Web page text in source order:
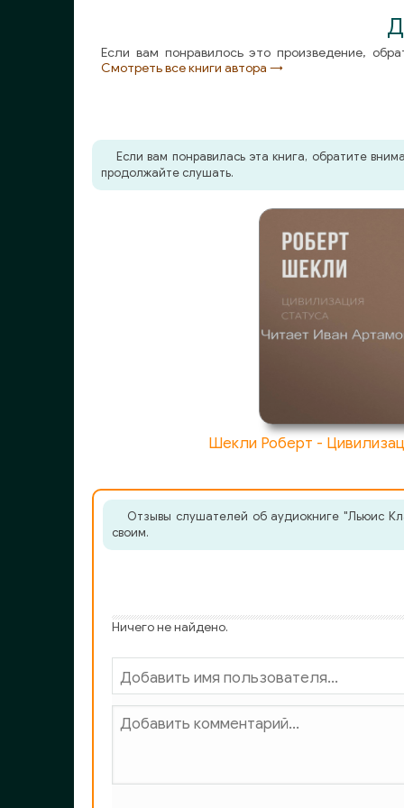
kt057 iz 127
kt059 iz 127
kt060 iz 127
kt069 iz 127
kt070 iz 127
Если вам понравилось это произведение,
Смотреть все книги автора →
Если вам понравилась эта книга, обратите
продолжайте слушать.
Шекли Роберт -
Отзывы слушателей об аудиокниге "Льюис
своим.
Ничего не найдено.